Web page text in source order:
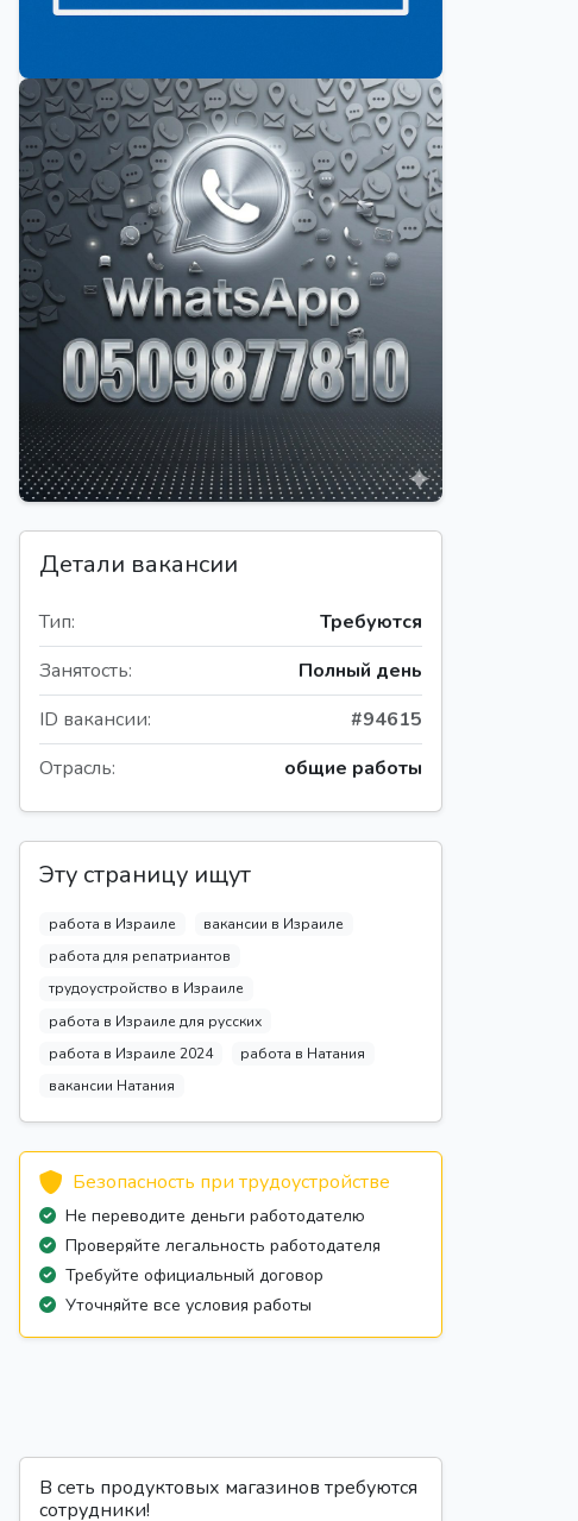
Детали вакансии
Тип:
Требуются
Занятость:
Полный день
ID вакансии:
#94615
Отрасль:
общие работы
Эту страницу ищут
работа в Израиле
вакансии в Израиле
работа для репатриантов
трудоустройство в Израиле
работа в Израиле для русских
работа в Израиле 2024
работа в Натания
вакансии Натания
Безопасность при трудоустройстве
Не переводите деньги работодателю
Проверяйте легальность работодателя
Требуйте официальный договор
Уточняйте все условия работы
В сеть продуктовых магазинов требуются
сотрудники!